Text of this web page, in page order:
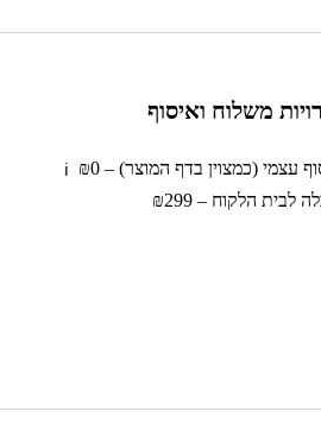
משלוח ואיסוף
עצמי (כמצוין בדף המוצר) – ₪0 ℹ️
לבית הלקוח – ₪299